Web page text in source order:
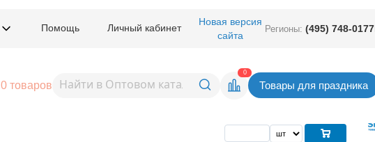
Помощь Личный кабинет
Новая версия
сайта
Регионы: (495) 748-0177
0 товаров
0
Товары для праздника
Елка из мишуры складная серебро